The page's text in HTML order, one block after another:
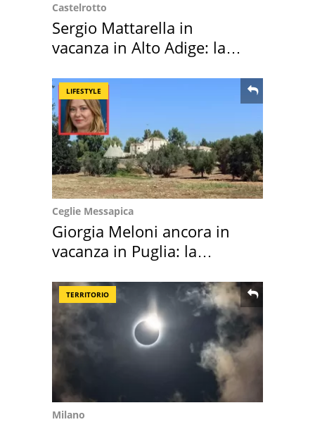
Castelrotto
Sergio Mattarella in
vacanza in Alto Adige: la
LIFESTYLE
Ceglie Messapica
Giorgia Meloni ancora in
vacanza in Puglia: la
TERRITORIO
Milano